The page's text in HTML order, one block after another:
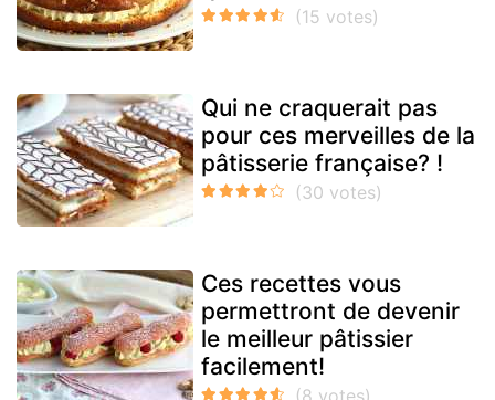
Qui ne craquerait pas
pour ces merveilles de la
pâtisserie française? !
Ces recettes vous
permettront de devenir
le meilleur pâtissier
facilement!